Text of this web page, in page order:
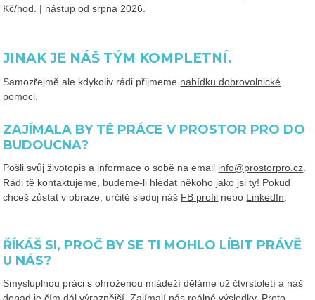
Kč/hod. | nástup od srpna 2026.
JINAK JE NÁŠ TÝM KOMPLETNÍ.
Samozřejmě ale kdykoliv rádi přijmeme nabídku dobrovolnické
pomoci.
ZAJÍMALA BY TĚ PRÁCE V PROSTOR PRO DO
BUDOUCNA?
Pošli svůj životopis a informace o sobě na email info@prostorpro.cz
Rádi tě kontaktujeme, budeme-li hledat někoho jako jsi ty! Pokud
chceš zůstat v obraze, určitě sleduj náš FB profil nebo LinkedIn
ŘÍKÁŠ SI, PROČ BY SE TI MOHLO LÍBIT PRÁVĚ
U NÁS?
Smysluplnou práci s ohroženou mládeží děláme už čtvrstoletí a náš
dopad je čím dál výraznější. Zajímají nás reálné výsledky. Proto